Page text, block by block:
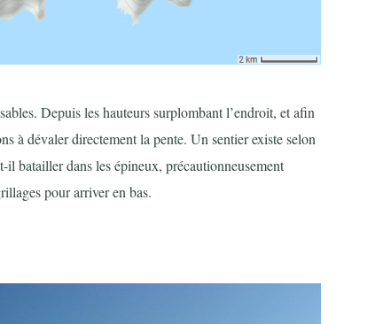
Depuis les hauteurs surplombant l’endroit, et afin
à dévaler directement la pente. Un sentier existe selon
batailler dans les épineux, précautionneusement
pour arriver en bas.